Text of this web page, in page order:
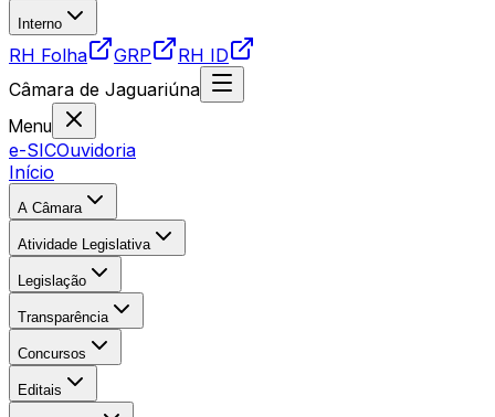
Interno
RH Folha GRP
RH ID
Câmara de Jaguariúna
Menu
e-SICOuvidoria
Início
A Câmara
Atividade Legislativa
Legislação
Transparência
Concursos
Editais